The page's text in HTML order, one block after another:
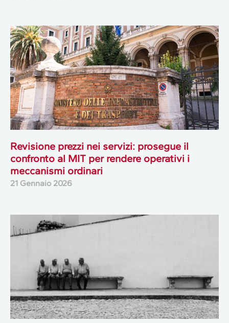
Revisione prezzi nei servizi: prosegue il
confronto al MIT per rendere operativi i
meccanismi ordinari
21 Gennaio 2026